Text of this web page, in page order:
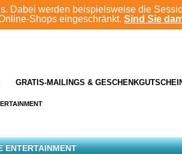
Dabei werden beispielsweise die
Shops eingeschränkt. Sind Sie
GRATIS-MAILINGS &
ENTERTAINMENT